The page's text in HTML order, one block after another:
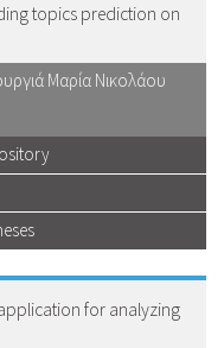
topics prediction on
Μαρία Νικολάου
for analyzing